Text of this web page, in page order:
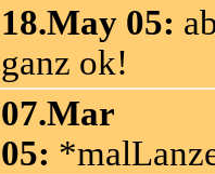
18.May 05:
ganz ok!
07.Mar
05: